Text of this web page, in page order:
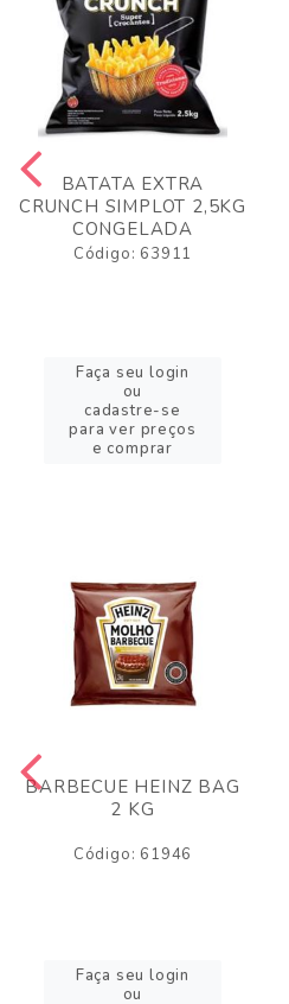
BATATA EXTRA
CRUNCH SIMPLOT 2,5KG
CONGELADA
Código: 63911
Faça seu login
ou
cadastre-se
para ver preços
e comprar
BARBECUE HEINZ BAG
2 KG
Código: 61946
Faça seu login
ou